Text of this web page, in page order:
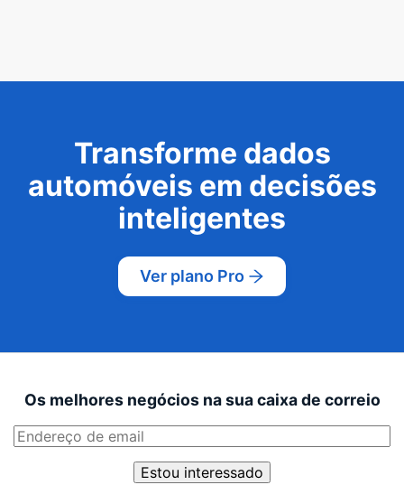
Transforme dados
automóveis em decisões
inteligentes
Ver plano Pro
Os melhores negócios na sua caixa de correio
Estou interessado